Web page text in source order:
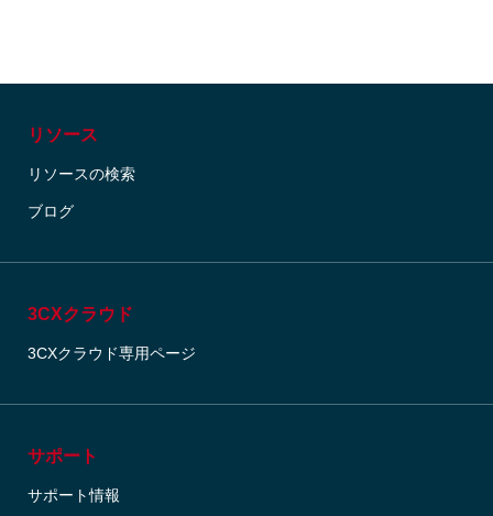
リソース
リソースの検索
ブログ
3CXクラウド
3CXクラウド専用ページ
サポート
サポート情報